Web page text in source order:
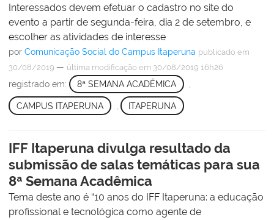
Interessados devem efetuar o cadastro no site do
evento a partir de segunda-feira, dia 2 de setembro, e
escolher as atividades de interesse
por Comunicação Social do Campus Itaperuna publicado em
30/08/2019 — última modificação em 30/08/2019 16h26
registrado em: 8ª SEMANA ACADÊMICA
CAMPUS ITAPERUNA ITAPERUNA
IFF Itaperuna divulga resultado da
submissão de salas temáticas para sua
8ª Semana Acadêmica
Tema deste ano é “10 anos do IFF Itaperuna: a educação
profissional e tecnológica como agente de